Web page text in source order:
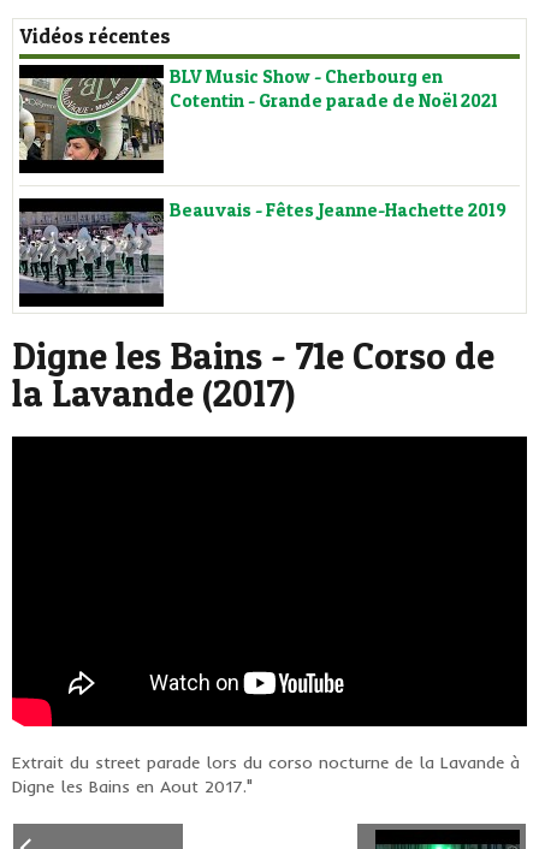
Vidéos récentes
BLV Music Show - Cherbourg en
Cotentin - Grande parade de Noël 2021
Beauvais - Fêtes Jeanne-Hachette 2019
Digne les Bains - 71e Corso de
la Lavande (2017)
Extrait du street parade lors du corso nocturne de la Lavande à
Digne les Bains en Aout 2017."